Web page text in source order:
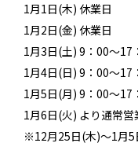
1月1日(木) 休業日
1月2日(金) 休業日
1月3日(土) 9：00～17
1月4日(日) 9：00～17
1月5日(月) 9：00～17
1月6日(火) より通常
※12月25日(木)～1月5